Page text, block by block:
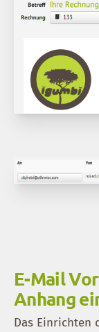
E-Mail
Anhang
Das Einrichten